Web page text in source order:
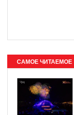
САМОЕ ЧИТАЕМОЕ